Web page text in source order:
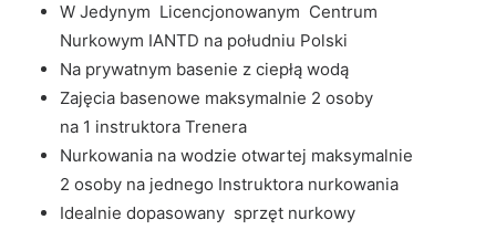
W Jedynym Licencjonowanym Centrum
Nurkowym IANTD na południu Polski
Na prywatnym basenie z ciepłą wodą
Zajęcia basenowe maksymalnie 2 osoby
na 1 instruktora Trenera
Nurkowania na wodzie otwartej maksymalnie
2 osoby na jednego Instruktora nurkowania
Idealnie dopasowany sprzęt nurkowy